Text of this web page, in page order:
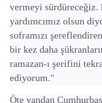
vermeyi sürdüreceğiz.
yardımcımız olsun
soframızı
bir kez daha
ramazan-ı şerifini
ediyorum."
Öte yandan